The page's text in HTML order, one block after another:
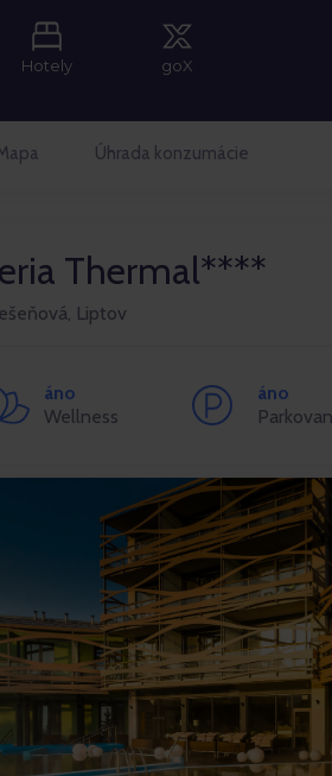
Hotely goX
Úhrada konzumácie
Thermal****
Liptov
áno
Wellness
áno